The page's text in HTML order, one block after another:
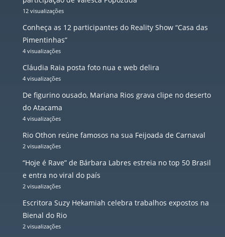
12 visualizações
Conheça as 12 participantes do Reality Show “Casa das
Pimentinhas”
4 visualizações
Cláudia Raia posta foto nua e web delira
4 visualizações
De figurino ousado, Mariana Rios grava clipe no deserto
do Atacama
4 visualizações
Rio Othon reúne famosos na sua Feijoada de Carnaval
2 visualizações
“Hoje é Rave” de Bárbara Labres estreia no top 50 Brasil
e entra no viral do país
2 visualizações
Escritora Suzy Hekamiah celebra trabalhos expostos na
Bienal do Rio
2 visualizações